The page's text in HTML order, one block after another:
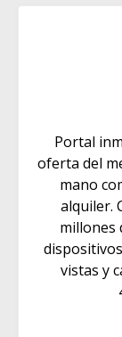
Portal
oferta del
mano
alquiler.
millones
vistas y